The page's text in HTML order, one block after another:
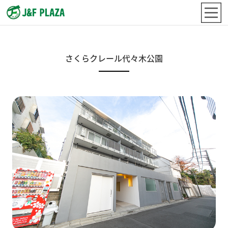
さくらクレール代々木公園